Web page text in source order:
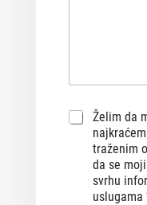
G
Želim da
traženim
da se
svrhu
uslugama